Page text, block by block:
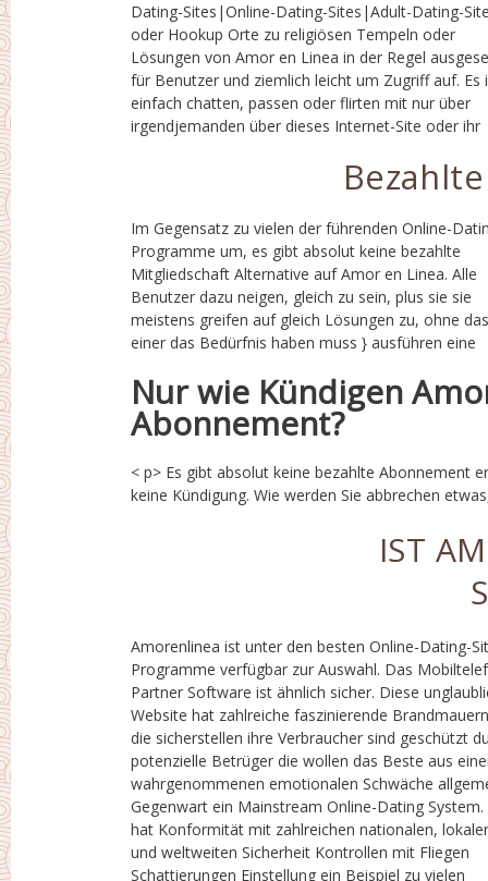
Dating-Sites|Online-Dating-Sites|Adult-Dating-
oder Hookup Orte zu religiösen Tempeln oder
Lösungen von Amor en Linea in der Regel
für Benutzer und ziemlich leicht um Zugriff auf. Es ist
einfach chatten, passen oder flirten mit nur über
irgendjemanden über dieses Internet-Site oder ihr
wann immer sie zu schließen viel. Die
Charakter von Amor en Linea dazu neigt, alle
Mitglieder von die Arbeitsplattform gleich.
Besitzern Behandlung erhalten jedes Jahr, was das
Internet-Dating Pool mehr und tatsächlich verlassen
Im Gegensatz zu vielen der führenden Online-
Programme um, es gibt absolut keine bezahlte
Mitgliedschaft Alternative auf Amor en Linea. Alle
Benutzer dazu neigen, gleich zu sein, plus sie sie
meistens greifen auf gleich Lösungen zu, ohne
einer das Bedürfnis haben muss } ausführen eine
Prämie Mitgliedschaft Programm oder eine
jemandem zu kaufen ein Gold oder Silber
Mitgliedskonto. Dies macht es eine Menge Spiel
Boden, wie Kunden könnte beurteilt ungefähr Stärke
dieser Seiten, überzeugende Gespräche
Nur wie Kündigen
Abonnement?
< p> Es gibt absolut keine bezahlte Abonnement
keine Kündigung. Wie werden Sie abbrechen
das nicht existieren? Und das ist unter
IST
Amorenlinea ist unter den besten Online-Dating-
Programme verfügbar zur Auswahl. Das
Partner Software ist ähnlich sicher. Diese
Website hat zahlreiche faszinierende
die sicherstellen ihre Verbraucher sind geschützt
potenzielle Betrüger die wollen das Beste aus
wahrgenommenen emotionalen Schwäche
Gegenwart ein Mainstream Online-Dating System.
hat Konformität mit zahlreichen nationalen,
und weltweiten Sicherheit Kontrollen mit Fliegen
Schattierungen Einstellung ein Beispiel zu vielen
anderen vergleichbare Plattformen in
Umgebung, der das Ziel genau gleich Latino
Die Anwendung ist ähnlich sicher da es bietet
wirklich hohe normale Schutz status auf dem
Gamble shop zusätzlich die Apples ios App
Amorenlinea zusätzlich durchläuft typische
Inspektionen um sicherzustellen, dass seine
ist sicherlich nicht gefüllt durch erklären
Menschen wann immer, in Wirklichkeit, sie weit
Es sicher, Minderjährige nicht erlaubt in site oder with